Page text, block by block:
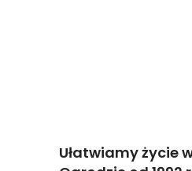
Ułatwiamy życie